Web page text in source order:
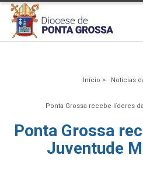
Início > Notícias
Ponta Grossa recebe líderes
Ponta Grossa
Juventude